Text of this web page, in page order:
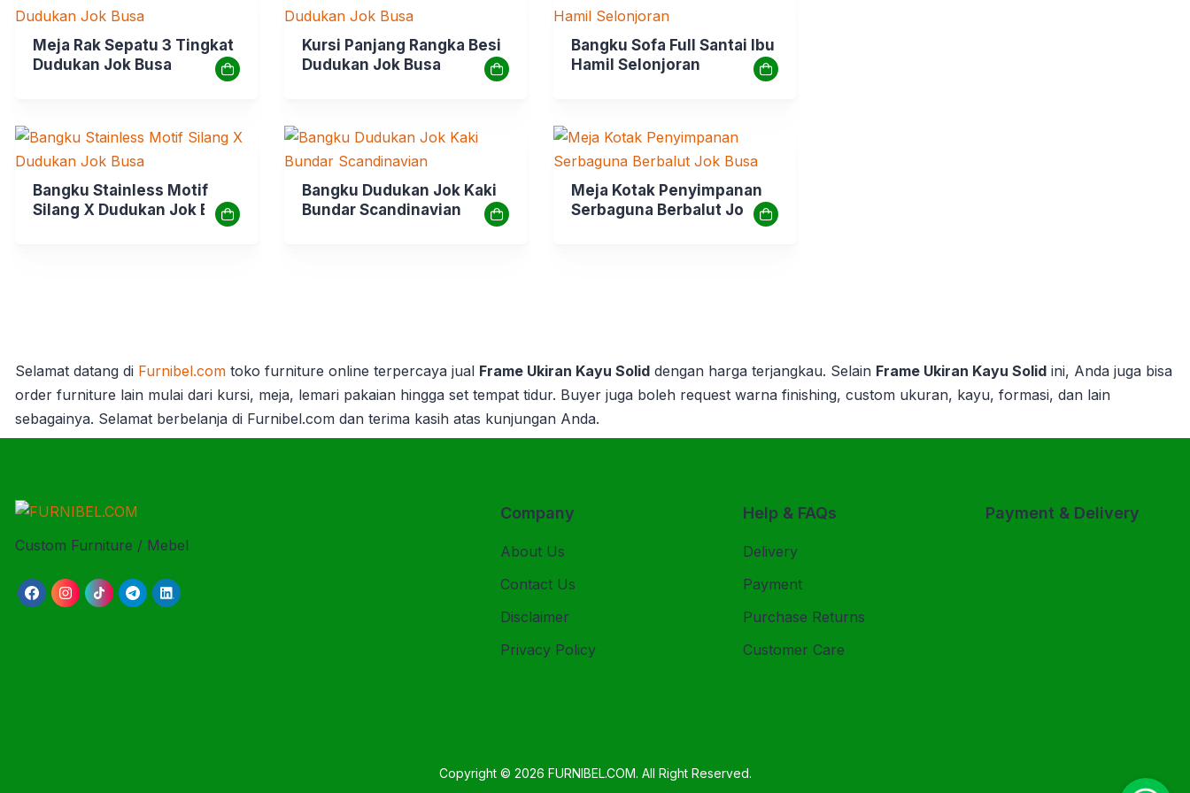
Meja Rak Sepatu 3 Tingkat
Dudukan Jok Busa
Kursi Panjang Rangka Besi
Dudukan Jok Busa
Bangku Sofa Full Santai Ibu
Hamil Selonjoran
Bangku Stainless Motif
Silang X Dudukan Jok Busa
Bangku Dudukan Jok Kaki
Bundar Scandinavian
Meja Kotak Penyimpanan
Serbaguna Berbalut Jok
Selamat datang di Furnibel.com toko furniture online terpercaya jual Frame Ukiran Kayu Solid dengan harga terjangkau. Selain Frame Ukiran Kayu Solid ini, Anda juga bisa
order furniture lain mulai dari kursi, meja, lemari pakaian hingga set tempat tidur. Buyer juga boleh request warna finishing, custom ukuran, kayu, formasi, dan lain
sebagainya. Selamat berbelanja di Furnibel.com dan terima kasih atas kunjungan Anda.
Custom Furniture / Mebel
Company
About Us
Contact Us
Disclaimer
Privacy Policy
Help & FAQs
Delivery
Payment
Purchase Returns
Customer Care
Payment & Delivery
Copyright © 2026 FURNIBEL.COM. All Right Reserved.